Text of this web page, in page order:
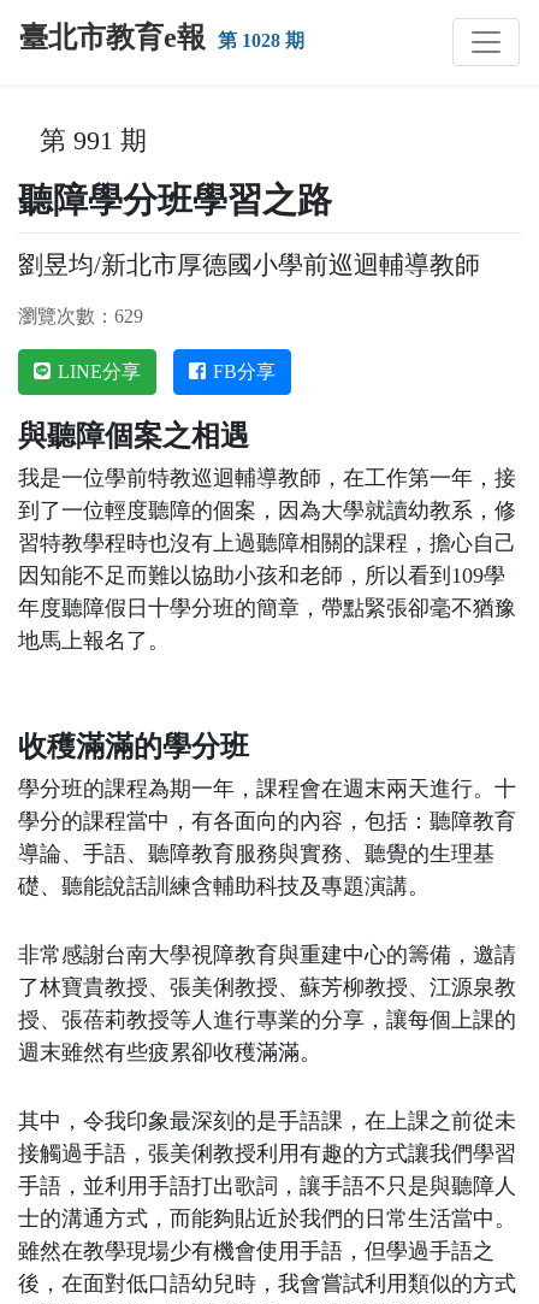
跳到主要內容
臺北市教育e報 第 1028 期
第 991 期
聽障學分班學習之路
劉昱均/新北市厚德國小學前巡迴輔導教師
瀏覽次數：629
LINE分享 FB分享
與聽障個案之相遇
我是一位學前特教巡迴輔導教師，在工作第一年，接
到了一位輕度聽障的個案，因為大學就讀幼教系，修
習特教學程時也沒有上過聽障相關的課程，擔心自己
因知能不足而難以協助小孩和老師，所以看到109學
年度聽障假日十學分班的簡章，帶點緊張卻毫不猶豫
地馬上報名了。
收穫滿滿的學分班
學分班的課程為期一年，課程會在週末兩天進行。十
學分的課程當中，有各面向的內容，包括：聽障教育
導論、手語、聽障教育服務與實務、聽覺的生理基
礎、聽能說話訓練含輔助科技及專題演講。
非常感謝台南大學視障教育與重建中心的籌備，邀請
了林寶貴教授、張美俐教授、蘇芳柳教授、江源泉教
授、張蓓莉教授等人進行專業的分享，讓每個上課的
週末雖然有些疲累卻收穫滿滿。
其中，令我印象最深刻的是手語課，在上課之前從未
接觸過手語，張美俐教授利用有趣的方式讓我們學習
手語，並利用手語打出歌詞，讓手語不只是與聽障人
士的溝通方式，而能夠貼近於我們的日常生活當中。
雖然在教學現場少有機會使用手語，但學過手語之
後，在面對低口語幼兒時，我會嘗試利用類似的方式